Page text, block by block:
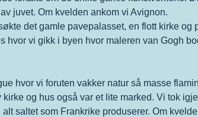
juvet. Om kvelden ankom vi Avignon.
det gamle pavepalasset, en flott kirke og
hvor vi gikk i byen hvor maleren van Gogh
hvor vi foruten vakker natur så masse
og hus også var et lite marked. Vi tok
saltet som Frankrike produserer. Om